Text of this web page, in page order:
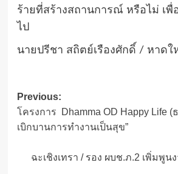
ร้ายที่สร้างสถานการณ์ หรือไม่ เพื่
ไป
นายปรีชา สถิตย์เรืองศักดิ์ / หาดใ
Post
navigation
Previous:
โครงการ Dhamma OD Happy Life (
เบิกบานการทำงานเป็นสุข”
ฉะเชิงเทรา / รอง ผบช.ภ.2 เพิ่มพูน